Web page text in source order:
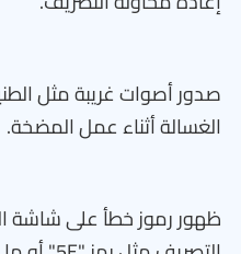
صدور أصوات غريبة مثل
الغسالة أثناء عمل المضخة.
ظهور رموز خطأ على شاشة